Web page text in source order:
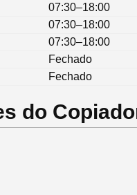
07:30–18:00
07:30–18:00
07:30–18:00
Fechado
Fechado
do